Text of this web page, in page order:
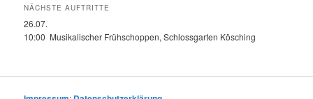
NÄCHSTE AUFTRITTE
26.07.
10:00 Musikalischer Frühschoppen, Schlossgarten Kösching